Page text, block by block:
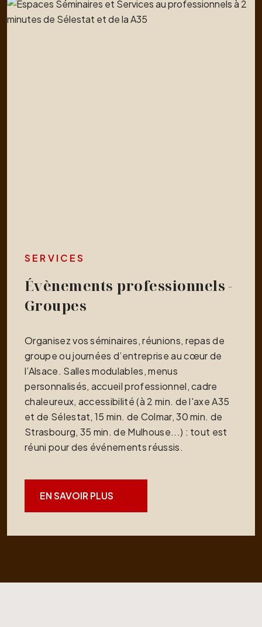
SERVICES
Évènements professionnels -
Groupes
Organisez vos séminaires, réunions, repas de
groupe ou journées d’entreprise au cœur de
l’Alsace. Salles modulables, menus
personnalisés, accueil professionnel, cadre
chaleureux, accessibilité (à 2 min. de l'axe A35
et de Sélestat, 15 min. de Colmar, 30 min. de
Strasbourg, 35 min. de Mulhouse...) : tout est
réuni pour des événements réussis.
EN SAVOIR PLUS